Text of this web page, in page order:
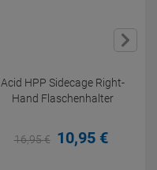
Acid HPP Sidecage Right-
Hand Flaschenhalter
16,95€ 10,95 €